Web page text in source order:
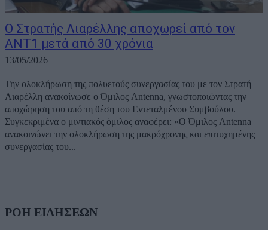
Ο Στρατής Λιαρέλλης αποχωρεί από τον
ΑΝΤ1 μετά από 30 χρόνια
13/05/2026
Την ολοκλήρωση της πολυετούς συνεργασίας του με τον Στρατή
Λιαρέλλη ανακοίνωσε ο Όμιλος Antenna, γνωστοποιώντας την
αποχώρηση του από τη θέση του Εντεταλμένου Συμβούλου.
Συγκεκριμένα ο μιντιακός όμιλος αναφέρει: «Ο Όμιλος Antenna
ανακοινώνει την ολοκλήρωση της μακρόχρονης και επιτυχημένης
συνεργασίας του...
ΡΟΗ ΕΙΔΗΣΕΩΝ